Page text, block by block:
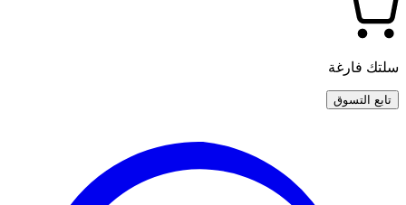
سلتك فارغة
تابع التسوق